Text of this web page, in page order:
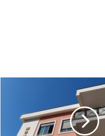
Nocera
Superiore